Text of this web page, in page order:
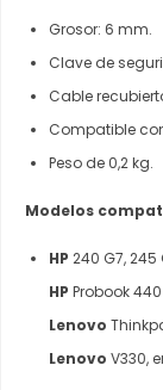
Grosor: 6 mm.
Clave de
Cable
Compatible
Peso de 0,2 kg.
Modelos
HP 240 G7, 245
HP Probook 440
Lenovo
Lenovo V330,